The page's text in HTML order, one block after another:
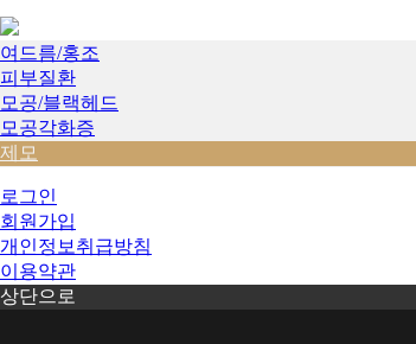
여드름/홍조
피부질환
모공/블랙헤드
모공각화증
제모
로그인
회원가입
개인정보취급방침
이용약관
상단으로